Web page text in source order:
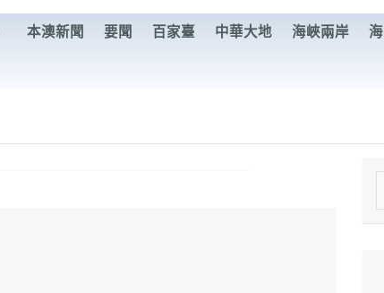
本澳新聞 要聞 百家臺 中華大地 海峽兩岸
e